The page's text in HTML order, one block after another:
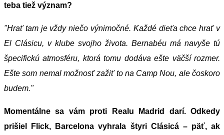
teba tiež význam?
"Hrať tam je vždy niečo výnimočné. Každé dieťa chce hrať v
El Clásicu, v klube svojho života. Bernabéu má navyše tú
špecifickú atmosféru, ktorá tomu dodáva ešte väčší rozmer.
Ešte som nemal možnosť zažiť to na Camp Nou, ale čoskoro
budem."
Momentálne sa vám proti Realu Madrid darí. Odkedy
prišiel Flick, Barcelona vyhrala štyri Clásicá – päť, ak